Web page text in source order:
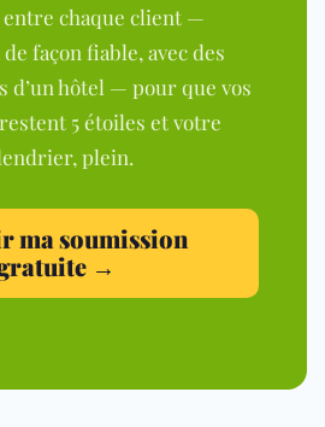
chaque client —
façon fiable, avec des
d’un hôtel — pour que vos
5 étoiles et votre
plein.
ma soumission
→